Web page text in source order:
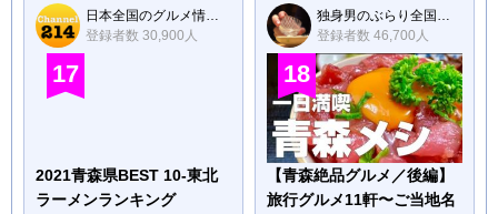
日本全国のグルメ情報【チャンネル214】
登録者数 30,900人
17
2021青森県BEST 10-東北
ラーメンランキング
独身男のぶらり全国出張メシ【kurakama鎌倉】
登録者数 46,700人
18
【青森絶品グルメ／後編】
旅行グルメ11軒〜ご当地名